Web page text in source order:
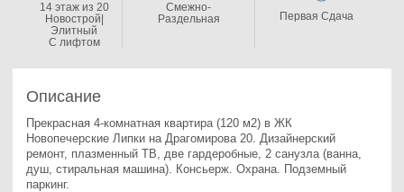
Описание
Прекрасная 4-комнатная квартира (120 м2) в ЖК
Новопечерские Липки на Драгомирова 20. Дизайнерский
ремонт, плазменный ТВ, две гардеробные, 2 санузла (ванна,
душ, стиральная машина). Консьерж. Охрана. Подземный
паркинг.
14 этаж из 20
Новострой|
Элитный
С лифтом
Смежно-
Раздельная
Первая Сдача